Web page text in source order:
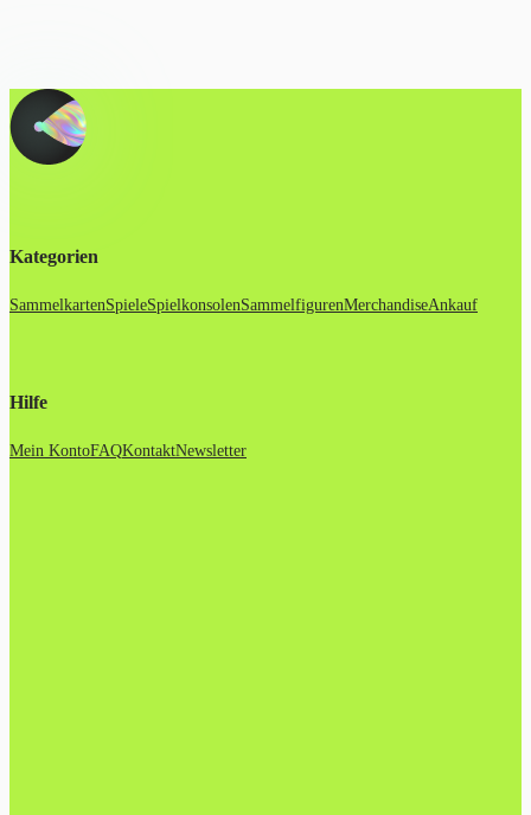
Kategorien
SammelkartenSpieleSpielkonsolenSammelfigurenMerchandiseAnkauf
Hilfe
Mein KontoFAQKontaktNewsletter